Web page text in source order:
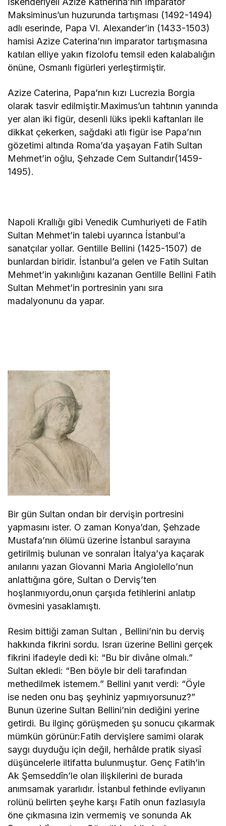
Maksiminus’un huzurunda tartışması (1492-1494)
adlı eserinde, Papa VI. Alexander’in (1433-1503)
hamisi Azize Caterina’nın imparator tartışmasına
katılan elliye yakın fizolofu temsil eden kalabalığın
önüne, Osmanlı figürleri yerleştirmiştir.
Azize Caterina, Papa’nın kızı Lucrezia Borgia
olarak tasvir edilmiştir.Maximus’un tahtının yanında
yer alan iki figür, desenli lüks ipekli kaftanları ile
dikkat çekerken, sağdaki atlı figür ise Papa’nın
gözetimi altında Roma’da yaşayan Fatih Sultan
Mehmet’in oğlu, Şehzade Cem Sultandır(1459-
1495).
Napoli Krallığı gibi Venedik Cumhuriyeti de Fatih
Sultan Mehmet’in talebi uyarınca İstanbul’a
sanatçılar yollar. Gentille Bellini (1425-1507) de
bunlardan biridir. İstanbul’a gelen ve Fatih Sultan
Mehmet’in yakınlığını kazanan Gentille Bellini Fatih
Sultan Mehmet’in portresinin yanı sıra
madalyonunu da yapar.
Bir gün Sultan ondan bir dervişin portresini
yapmasını ister. O zaman Konya’dan, Şehzade
Mustafa’nın ölümü üzerine İstanbul sarayına
getirilmiş bulunan ve sonraları İtalya’ya kaçarak
anılarını yazan Giovanni Maria Angiolello’nun
anlattığına göre, Sultan o Derviş’ten
hoşlanmıyordu,onun çarşıda fetihlerini anlatıp
övmesini yasaklamıştı.
Resim bittiği zaman Sultan , Bellini’nin bu derviş
hakkında fikrini sordu. Israrı üzerine Bellini gerçek
fikrini ifadeyle dedi ki: “Bu bir divâne olmalı.”
Sultan ekledi: “Ben böyle bir deli tarafından
methedilmek istemem.” Bellini yanıt verdi: “Öyle
ise neden onu baş şeyhiniz yapmıyorsunuz?”
Bunun üzerine Sultan Bellini’nin dediğini yerine
getirdi. Bu ilginç görüşmeden şu sonucu çıkarmak
mümkün görünür:Fatih dervişlere samimi olarak
saygı duyduğu için değil, herhâlde pratik siyasî
düşüncelerle iltifatta bulunmuştur. Genç Fatih’in
Ak Şemseddîn’le olan ilişkilerini de burada
anımsamak yararlıdır. İstanbul fethinde evliyanın
rolünü belirten şeyhe karşı Fatih onun fazlasıyla
öne çıkmasına izin vermemiş ve sonunda Ak